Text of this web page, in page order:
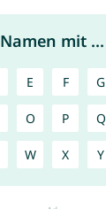
Namen mit ...
E F G
O P Q
W X Y